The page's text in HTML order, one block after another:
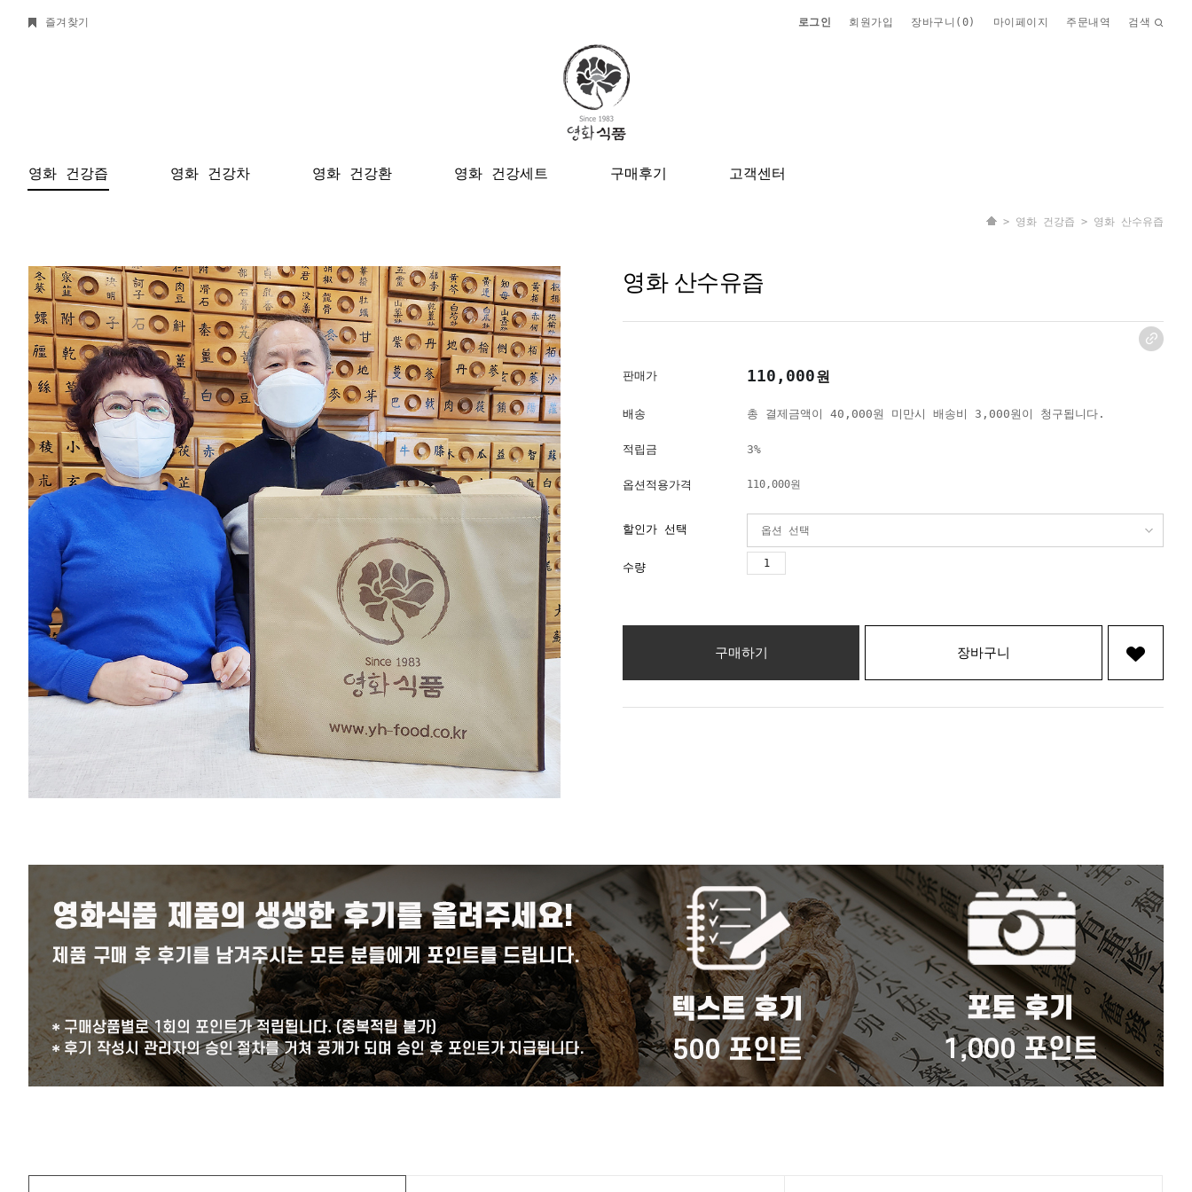
즐겨찾기 로그인 회원가입 장바구니( 0) 마이페이지 주문내역 검색
영화 건강즙 영화 건강차 영화 건강환 영화 건강세트 구매후기 고객센터
> 영화 건강즙 > 영화 산수유즙
영화 산수유즙
판매가 110,000원
배송 총 결제금액이 40,000원 미만시 배송비 3,000원이 청구됩니다.
적립금 3%
옵션적용가격 110,000원
할인가 선택
수량
구매하기 장바구니